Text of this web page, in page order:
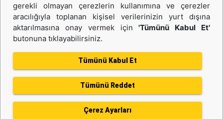
İş Makinası ve Güç Sistemleri
İkinci el ve Kiralama
Gizlilik Politikası
Kullanım Şartları
Çerez politikası
Bilgi Toplumu Hizmeti
Kişisel Verilerin Korunması
gerekli olmayan çerezlerin kullanımına ve çerezler
aracılığıyla toplanan kişisel verilerinizin yurt dışına
aktarılmasına onay vermek için'Tümünü Kabul Et'
butonuna tıklayabilirsiniz.
Tümünü Kabul Et
Tümünü Reddet
Çerez Ayarları